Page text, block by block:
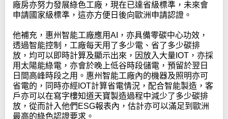
廠房亦努力發展綠色工廠，現在已達省級標準，未來會
申請國家級標準，這亦方便日後向歐洲申請認證。
他補充，惠州智能工廠應用AI，亦具備零碳中心功效，
透過智能控制，工廠每天用了多少電、省了多少碳排
放，均可以即時計算及顯示出來，因放入大量IOT，亦採
用太陽能綠電，亦會於晚上低谷時段儲電，預留於翌日
日間高峰時段之用。惠州智能工廠內的機器及照明亦可
省電的，同時亦經IOT計算省電情況，配合智能製造，客
戶亦可以在寫字樓知道天寶製造過程中減少了多少碳排
放，從而計入他們ESG報表內，估計亦可以滿足到歐洲
最高的綠色認證要求。